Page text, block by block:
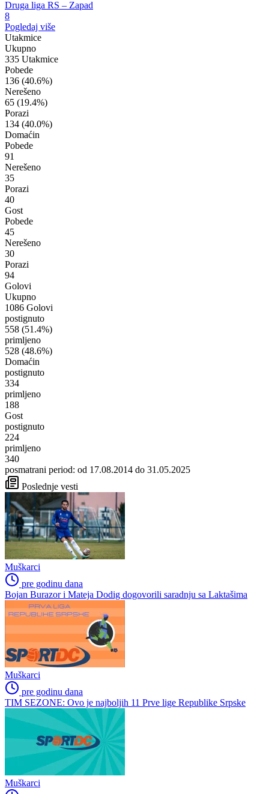
Druga liga RS – Zapad
8
Pogledaj više
Utakmice
Ukupno
335 Utakmice
Pobede
136 (40.6%)
Nerešeno
65 (19.4%)
Porazi
134 (40.0%)
Domaćin
Pobede
91
Nerešeno
35
Porazi
40
Gost
Pobede
45
Nerešeno
30
Porazi
94
Golovi
Ukupno
1086 Golovi
postignuto
558 (51.4%)
primljeno
528 (48.6%)
Domaćin
postignuto
334
primljeno
188
Gost
postignuto
224
primljeno
340
posmatrani period: od 17.08.2014 do 31.05.2025
Poslednje vesti
Muškarci
pre godinu dana
Bojan Burazor i Mateja Dodig dogovorili saradnju sa Laktašima
Muškarci
pre godinu dana
TIM SEZONE: Ovo je najboljih 11 Prve lige Republike Srpske
Muškarci